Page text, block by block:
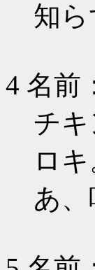
知
4 名前
チ
ロキ
あ